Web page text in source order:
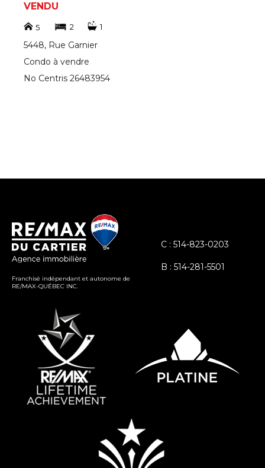
VENDU
5 2 1
5448, Rue Garnier
Condo à vendre
No Centris 26483954
Franchisé indépendant et autonome de
RE/MAX-QUÉBEC INC.
C : 514-823-0203
B : 514-281-5501